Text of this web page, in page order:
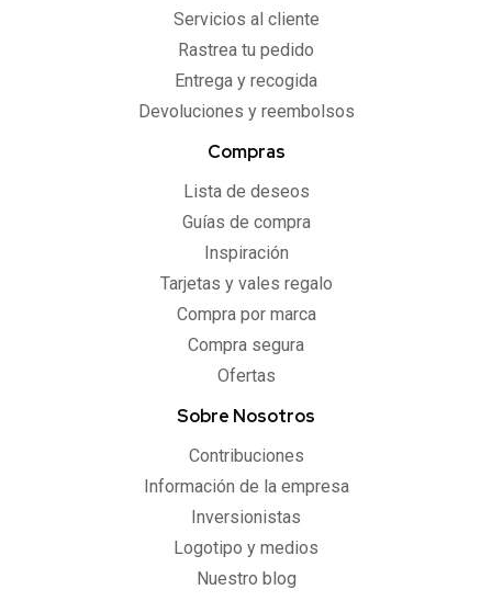
Servicios al cliente
Rastrea tu pedido
Entrega y recogida
Devoluciones y reembolsos
Compras
Lista de deseos
Guías de compra
Inspiración
Tarjetas y vales regalo
Compra por marca
Compra segura
Ofertas
Sobre Nosotros
Contribuciones
Información de la empresa
Inversionistas
Logotipo y medios
Nuestro blog